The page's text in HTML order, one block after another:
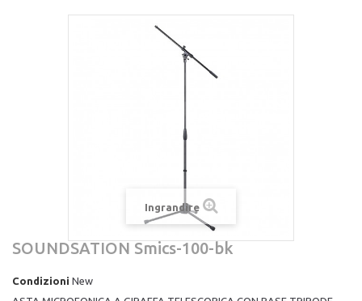
Ingrandire
SOUNDSATION Smics-100-bk
Condizioni New